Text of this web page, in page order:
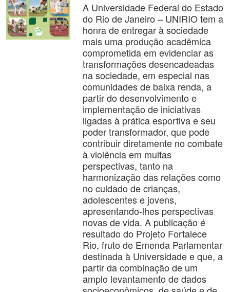
A Universidade Federal do Estado
do Rio de Janeiro – UNIRIO tem a
honra de entregar à sociedade
mais uma produção acadêmica
comprometida em evidenciar as
transformações desencadeadas
na sociedade, em especial nas
comunidades de baixa renda, a
partir do desenvolvimento e
implementação de iniciativas
ligadas à prática esportiva e seu
poder transformador, que pode
contribuir diretamente no combate
à violência em muitas
perspectivas, tanto na
harmonização das relações como
no cuidado de crianças,
adolescentes e jovens,
apresentando-lhes perspectivas
novas de vida. A publicação é
resultado do Projeto Fortalece
Rio, fruto de Emenda Parlamentar
destinada à Universidade e que, a
partir da combinação de um
amplo levantamento de dados